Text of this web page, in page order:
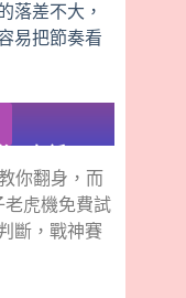
落差不大，
易把節奏看
你翻身，而
虎機免費試
斷，戰神賽